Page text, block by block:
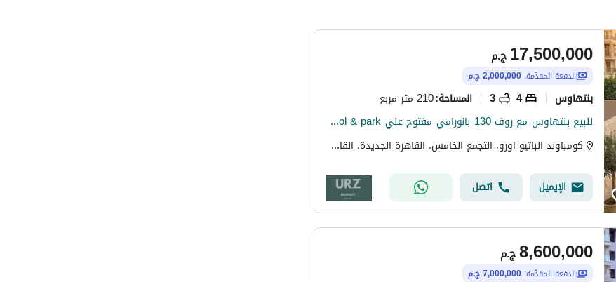
ج.م17,500,000
الدفعة المقدّمة: 2,000,000 ج.م
بنتهاوس 4
3 المساحة:210 متر مربع
للبيع بنتهاوس مع روف 130 بانورامي مفتوح علي pool & park بخصم هائل علي طريق السويس مباشرة بالقرب من الباتيو سولا وبجوار The spine مدينتي دقائق من Auc
كومباوند الباتيو اورو، التجمع الخامس، القاهرة الجديدة، القاهرة
الإيميل اتصل
ج.م8,600,000
الدفعة المقدّمة: 7,000,000 ج.م